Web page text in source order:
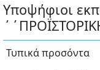
Υποψήφιοι
Τυπικά προσόντα